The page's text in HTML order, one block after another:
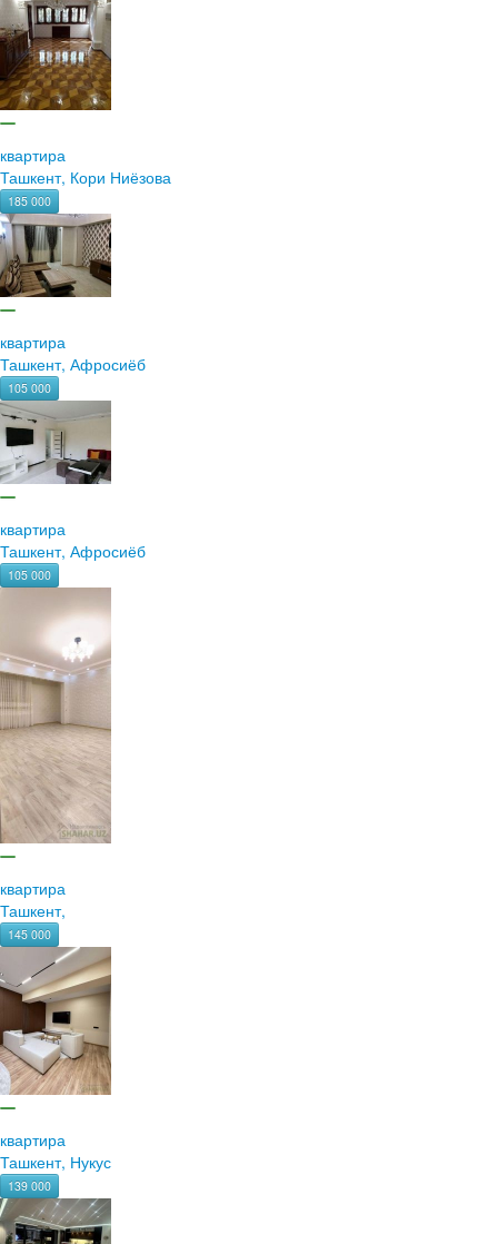
квартира
Ташкент, Кори Ниёзова
185 000
квартира
Ташкент, Афросиёб
105 000
квартира
Ташкент, Афросиёб
105 000
квартира
Ташкент,
145 000
квартира
Ташкент, Нукус
139 000